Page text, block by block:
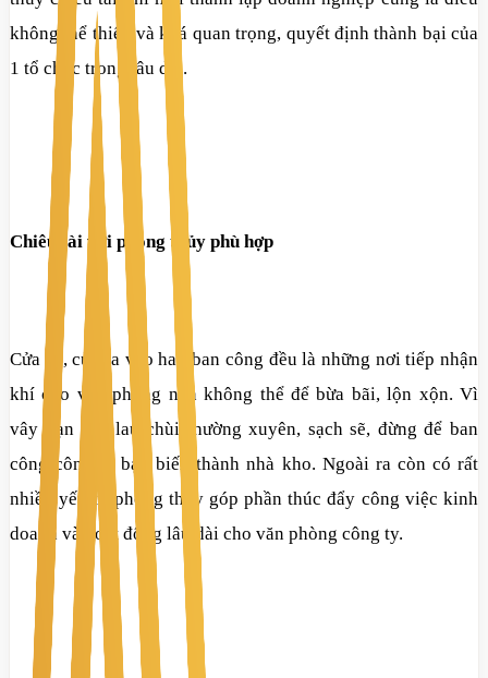
không thể thiếu và khá quan trọng, quyết định thành bại của
1 tổ chức trong lâu dài.
Chiêu tài với phong thủy phù hợp
Cửa sổ, cửa ra vào hay ban công đều là những nơi tiếp nhận
khí cho văn phòng nên không thể để bừa bãi, lộn xộn. Vì
vây bạn cần lau chùi thường xuyên, sạch sẽ, đừng để ban
công công ty bạn biến thành nhà kho. Ngoài ra còn có rất
nhiều yếu tố phong thủy góp phần thúc đẩy công việc kinh
doanh và hoạt động lâu dài cho văn phòng công ty.